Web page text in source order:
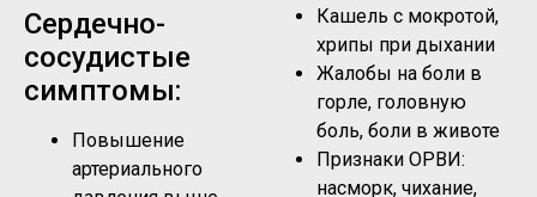
Сердечно-
сосудистые
симптомы:
Повышение
артериального
Кашель с мокротой,
хрипы при дыхании
Жалобы на боли в
горле, головную
боль, боли в животе
Признаки ОРВИ:
насморк, чихание,